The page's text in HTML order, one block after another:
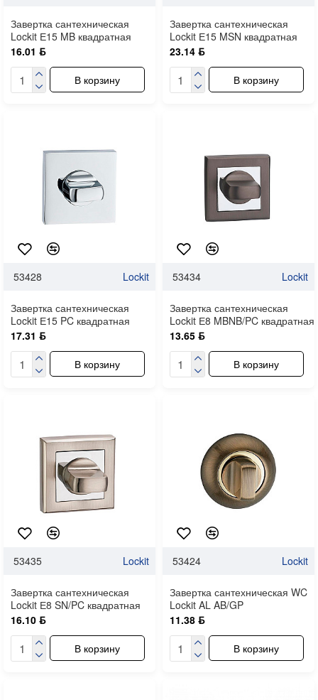
Завертка сантехническая
Lockit Е15 MB квадратная
16.01 ƃ
В корзину
Завертка сантехническая
Lockit Е15 MSN квадратная
23.14 ƃ
В корзину
53428 Lockit
Завертка сантехническая
Lockit Е15 PC квадратная
17.31 ƃ
В корзину
53434 Lockit
Завертка сантехническая
Lockit Е8 MBNB/PC квадратная
13.65 ƃ
В корзину
53435 Lockit
Завертка сантехническая
Lockit Е8 SN/PC квадратная
16.10 ƃ
В корзину
53424 Lockit
Завертка сантехническая WC
Lockit AL AB/GP
11.38 ƃ
В корзину